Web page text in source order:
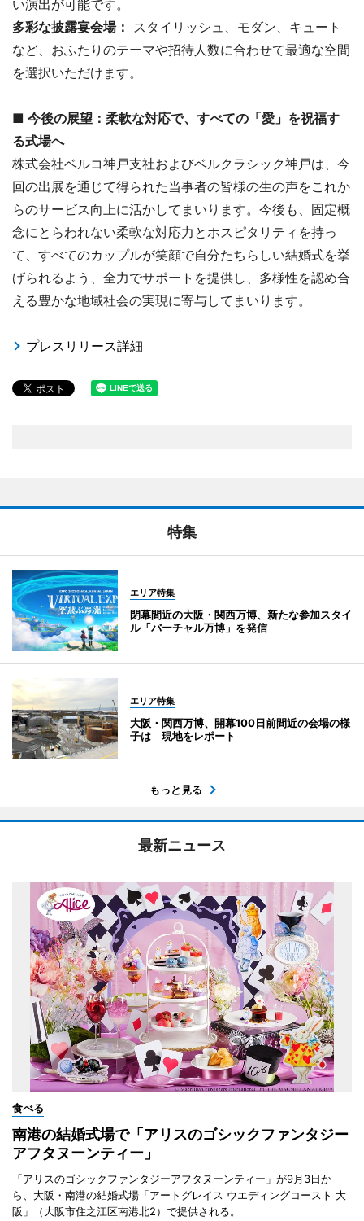
い演出が可能です。
多彩な披露宴会場： スタイリッシュ、モダン、キュート
など、おふたりのテーマや招待人数に合わせて最適な空間
を選択いただけます。
■ 今後の展望：柔軟な対応で、すべての「愛」を祝福す
る式場へ
株式会社ベルコ神戸支社およびベルクラシック神戸は、今
回の出展を通じて得られた当事者の皆様の生の声をこれか
らのサービス向上に活かしてまいります。今後も、固定概
念にとらわれない柔軟な対応力とホスピタリティを持っ
て、すべてのカップルが笑顔で自分たちらしい結婚式を挙
げられるよう、全力でサポートを提供し、多様性を認め合
える豊かな地域社会の実現に寄与してまいります。
プレスリリース詳細
特集
エリア特集
閉幕間近の大阪・関西万博、新たな参加スタイ
ル「バーチャル万博」を発信
エリア特集
大阪・関西万博、開幕100日前間近の会場の様
子は 現地をレポート
もっと見る
最新ニュース
食べる
南港の結婚式場で「アリスのゴシックファンタジー
アフタヌーンティー」
「アリスのゴシックファンタジーアフタヌーンティー」が9月3日か
ら、大阪・南港の結婚式場「アートグレイス ウエディングコースト 大
阪」（大阪市住之江区南港北2）で提供される。